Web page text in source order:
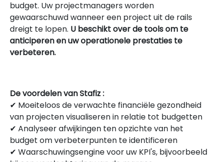
budget. Uw projectmanagers worden
gewaarschuwd wanneer een project uit de rails
dreigt te lopen. U beschikt over de tools om te
anticiperenen uw operationele prestaties te
verbeteren.
De voordelen van Stafiz :
✔ Moeiteloos de verwachte financiële gezondheid
van projecten visualiseren in relatie tot budgetten
✔ Analyseer afwijkingen ten opzichte van het
budget om verbeterpunten te identificeren
✔ Waarschuwingsengine voor uw KPI's, bijvoorbeeld